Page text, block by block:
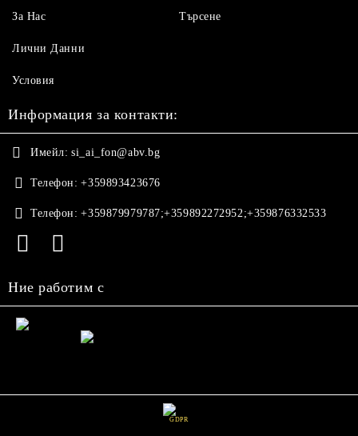
За Нас Търсене
Лични Данни
Условия
Информация за контакти:
Имейл: si_ai_fon@abv.bg
Телефон: +359893423676
Телефон: +359879979787;+359892272952;+359876332533
Ние работим с
GDPR